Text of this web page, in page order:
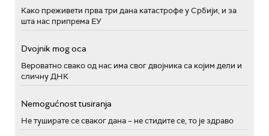
Како преживети прва три дана катастрофе у Србији, и за
шта нас припрема ЕУ
Dvojnik mog oca
Вероватно свако од нас има свог двојника са којим дели и
сличну ДНК
Nemogućnost tusiranja
Не туширате се сваког дана – не стидите се, то је здраво